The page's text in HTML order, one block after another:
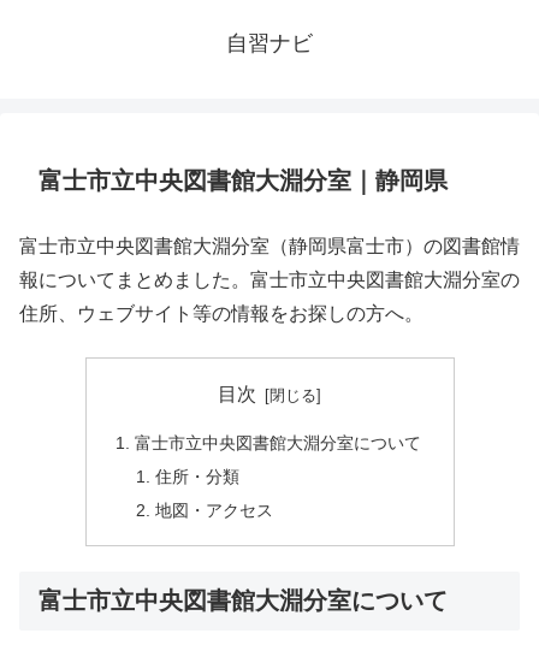
自習ナビ
富士市立中央図書館大淵分室｜静岡県
富士市立中央図書館大淵分室（静岡県富士市）の図書館情
報についてまとめました。富士市立中央図書館大淵分室の
住所、ウェブサイト等の情報をお探しの方へ。
目次
富士市立中央図書館大淵分室について
住所・分類
地図・アクセス
富士市立中央図書館大淵分室について